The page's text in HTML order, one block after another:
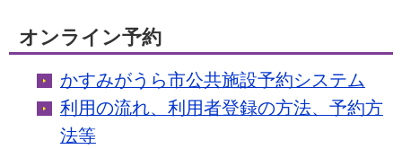
オンライン予約
かすみがうら市公共施設予約システム
利用の流れ、利用者登録の方法、予約方
法等